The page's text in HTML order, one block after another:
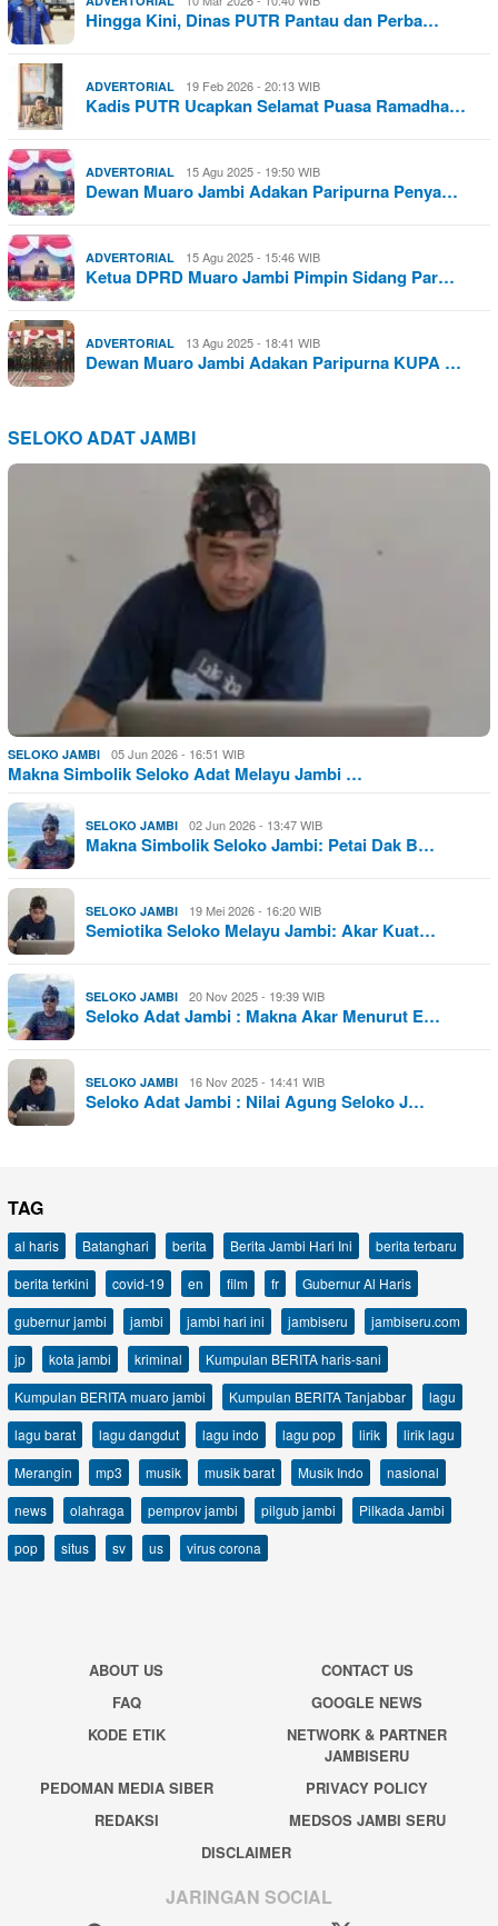
Hingga Kini, Dinas PUTR Pantau dan Perba…
ADVERTORIAL 19 Feb 2026 - 20:13 WIB
Kadis PUTR Ucapkan Selamat Puasa Ramadha…
ADVERTORIAL 15 Agu 2025 - 19:50 WIB
Dewan Muaro Jambi Adakan Paripurna Penya…
ADVERTORIAL 15 Agu 2025 - 15:46 WIB
Ketua DPRD Muaro Jambi Pimpin Sidang Par…
ADVERTORIAL 13 Agu 2025 - 18:41 WIB
Dewan Muaro Jambi Adakan Paripurna KUPA …
SELOKO ADAT JAMBI
SELOKO JAMBI 05 Jun 2026 - 16:51 WIB
Makna Simbolik Seloko Adat Melayu Jambi …
SELOKO JAMBI 02 Jun 2026 - 13:47 WIB
Makna Simbolik Seloko Jambi: Petai Dak B…
SELOKO JAMBI 19 Mei 2026 - 16:20 WIB
Semiotika Seloko Melayu Jambi: Akar Kuat…
SELOKO JAMBI 20 Nov 2025 - 19:39 WIB
Seloko Adat Jambi : Makna Akar Menurut E…
SELOKO JAMBI 16 Nov 2025 - 14:41 WIB
Seloko Adat Jambi : Nilai Agung Seloko J…
TAG
al haris Batanghari berita Berita Jambi Hari Ini
berita terbaru
berita terkini
covid-19 en film fr
Gubernur Al Haris
gubernur jambi
jambi jambi hari ini jambiseru
jambiseru.com
jp
kota jambi kriminal
Kumpulan BERITA haris-sani
Kumpulan BERITA muaro jambi
Kumpulan BERITA Tanjabbar
lagu
lagu barat
lagu dangdut lagu indo lagu pop lirik
lirik lagu
Merangin
mp3 musik musik barat Musik Indo
nasional
news
olahraga pemprov jambi pilgub jambi
Pilkada Jambi
pop
situs sv us virus corona
ABOUT US
CONTACT US
FAQ
GOOGLE NEWS
KODE ETIK
NETWORK & PARTNER
JAMBISERU
PEDOMAN MEDIA SIBER
PRIVACY POLICY
REDAKSI
MEDSOS JAMBI SERU
DISCLAIMER
JARINGAN SOCIAL